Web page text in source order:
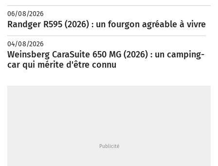
06/08/2026
Randger R595 (2026) : un fourgon agréable à vivre
04/08/2026
Weinsberg CaraSuite 650 MG (2026) : un camping-
car qui mérite d'être connu